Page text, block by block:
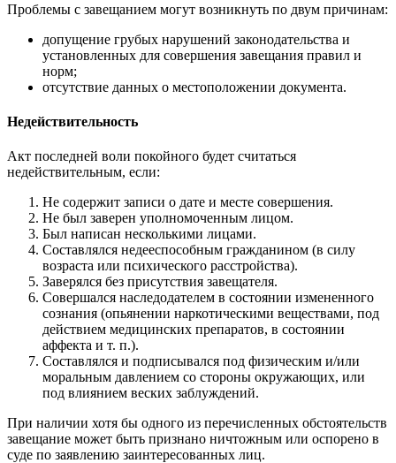
Проблемы с завещанием могут возникнуть по двум причинам:
допущение грубых нарушений законодательства и
установленных для совершения завещания правил и
норм;
отсутствие данных о местоположении документа.
Недействительность
Акт последней воли покойного будет считаться
недействительным, если:
Не содержит записи о дате и месте совершения.
Не был заверен уполномоченным лицом.
Был написан несколькими лицами.
Составлялся недееспособным гражданином (в силу
возраста или психического расстройства).
Заверялся без присутствия завещателя.
Совершался наследодателем в состоянии измененного
сознания (опьянении наркотическими веществами, под
действием медицинских препаратов, в состоянии
аффекта и т. п.).
Составлялся и подписывался под физическим и/или
моральным давлением со стороны окружающих, или
под влиянием веских заблуждений.
При наличии хотя бы одного из перечисленных обстоятельств
завещание может быть признано ничтожным или оспорено в
суде по заявлению заинтересованных лиц.